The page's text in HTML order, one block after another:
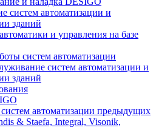
систем автоматизации и
зданий
и управления на базе
систем автоматизации
систем автоматизации и
зданий
автоматизации предыдущих
& Staefa, Integral, Visonik,